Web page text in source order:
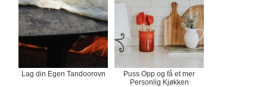
Lag din Egen Tandoorovn
Puss Opp og få et mer
Personlig Kjøkken